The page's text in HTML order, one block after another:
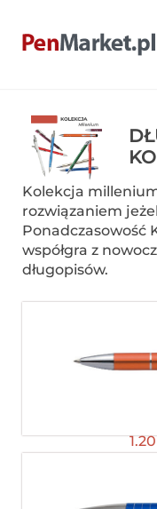
Kolekcja
rozwiązaniem
Ponadczasowość
współgra z
długopisów.